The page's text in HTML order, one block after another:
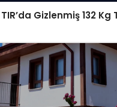
Gizlenmiş 132 Kg